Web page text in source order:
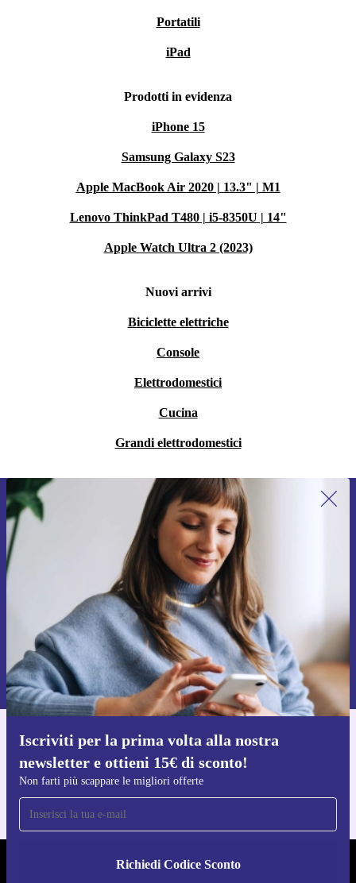
Portatili
iPad
Prodotti in evidenza
iPhone 15
Samsung Galaxy S23
Apple MacBook Air 2020 | 13.3" | M1
Lenovo ThinkPad T480 | i5-8350U | 14"
Apple Watch Ultra 2 (2023)
Nuovi arrivi
Biciclette elettriche
Console
Elettrodomestici
Cucina
Grandi elettrodomestici
Iscriviti per la prima volta alla nostra
newsletter e ottieni 15€ di sconto!
Non farti più scappare le migliori offerte
Richiedi Codice Sconto
Iscriviti per la prima volta alla nostra
newsletter e ottieni 15€ di sconto!
Non farti più scappare le migliori offerte.
Richiedi codice sconto
Per maggiori informazioni sull’uso dei dati personali, visita la nostra
Normativa sulla privacy
Scarica l'app di refurbed
Per iOS e Android
REFURBED ITALIA - RETHINK NEW.